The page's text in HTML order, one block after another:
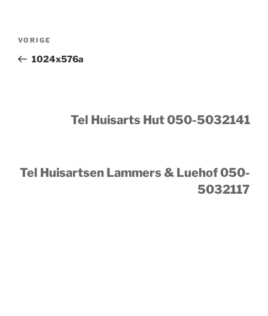
Vorig
bericht
VORIGE
1024x576a
Tel Huisarts Hut 050-5032141
Tel Huisartsen Lammers & Luehof 050-
5032117